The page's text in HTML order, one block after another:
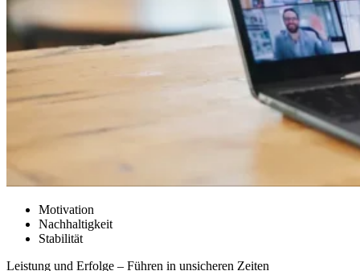
Motivation
Nachhaltigkeit
Stabilität
Leistung und Erfolge – Führen in unsicheren Zeiten